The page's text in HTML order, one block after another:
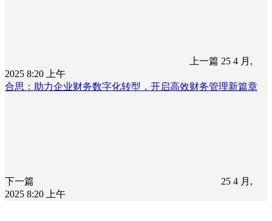
上一篇 25 4 月,
2025 8:20 上午
合思：助力企业财务数字化转型，开启高效财务管理新篇章
下一篇
25 4 月,
2025 8:20 上午